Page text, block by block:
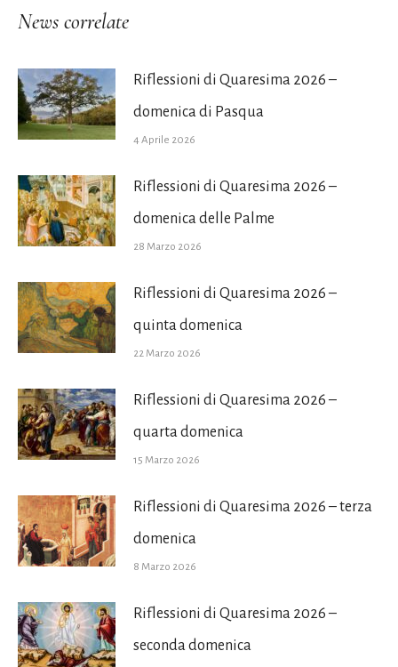
News correlate
Riflessioni di Quaresima 2026 –
domenica di Pasqua
4 Aprile 2026
Riflessioni di Quaresima 2026 –
domenica delle Palme
28 Marzo 2026
Riflessioni di Quaresima 2026 –
quinta domenica
22 Marzo 2026
Riflessioni di Quaresima 2026 –
quarta domenica
15 Marzo 2026
Riflessioni di Quaresima 2026 – terza
domenica
8 Marzo 2026
Riflessioni di Quaresima 2026 –
seconda domenica